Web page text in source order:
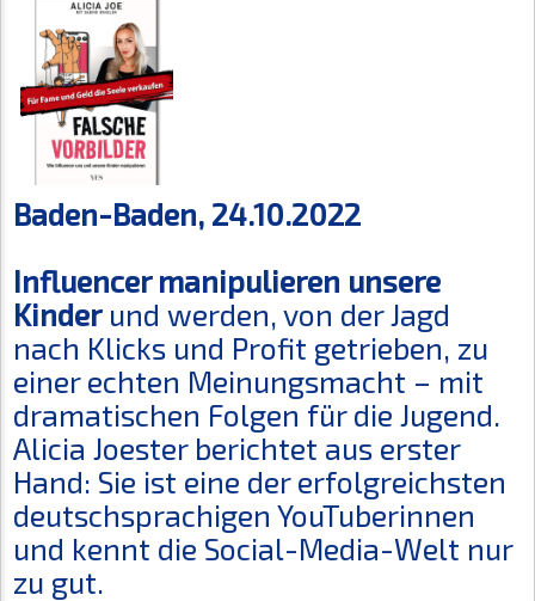
Baden-Baden, 24.10.2022
Influencer manipulieren unsere
Kinderund werden, von der Jagd
nach Klicks und Profit getrieben, zu
einer echten Meinungsmacht – mit
dramatischen Folgen für die Jugend.
Alicia Joester berichtet aus erster
Hand: Sie ist eine der erfolgreichsten
deutschsprachigen YouTuberinnen
und kennt die Social-Media-Welt nur
zu gut.